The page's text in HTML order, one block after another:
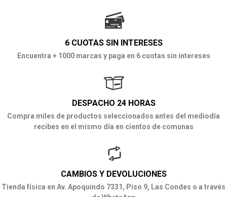
6 CUOTAS SIN INTERESES
Encuentra + 1000 marcas y paga en 6 cuotas sin intereses
DESPACHO 24 HORAS
Compra miles de productos seleccionados antes del mediodía
recibes en el mismo día en cientos de comunas
CAMBIOS Y DEVOLUCIONES
Tienda física en Av. Apoquindo 7331, Piso 9, Las Condes o a través